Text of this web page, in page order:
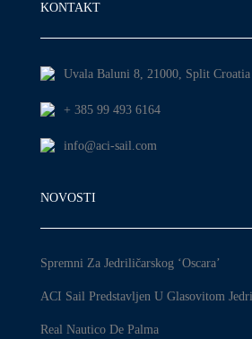
KONTAKT
Uvala Baluni 8, 21000, Split Croatia
+ 385 99 493 6164
info@aci-sail.com
NOVOSTI
Spremni Za Jedriličarskog ‘Oscara’
ACI Sail Predstavljen U Glasovitom
Real Nautico De Palma